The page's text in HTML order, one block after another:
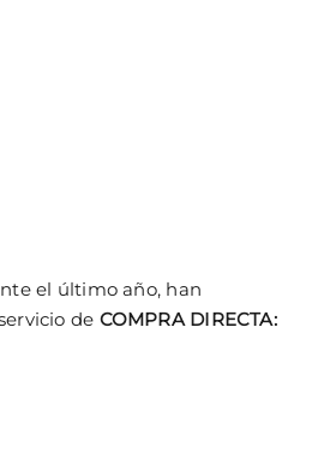
el último año, han
de COMPRA DIRECTA: